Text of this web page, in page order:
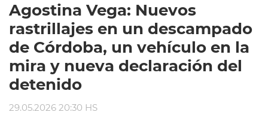
Agostina Vega: Nuevos
rastrillajes en un descampado
de Córdoba, un vehículo en la
mira y nueva declaración del
detenido
29.05.2026 20:30 HS